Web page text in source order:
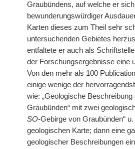
Graubündens, auf welche er
bewunderungswürdiger
Karten dieses zum Theil sehr
untersuchenden Gebietes
entfaltete er auch als
der Forschungsergebnisse eine
Von den mehr als 100
einige wenige der
wie: „Geologische Beschreibung
Graubünden“ mit zwei
SO-Gebirge von Graubünden“
geologischen Karte; dann eine
geologischer Beschreibungen